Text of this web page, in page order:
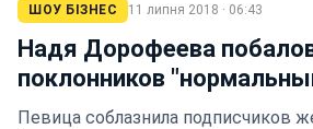
ШОУ БІЗНЕС 11 липня 2018 · 06:43
Надя Дорофеева
поклонников
Певица соблазнила подписчиков